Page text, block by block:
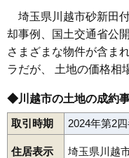
69 宮元町
70 的場
71 川鶴
72 小中居
73 むさし野南
74 南台
75 広谷新町
埼玉県川越市砂新田
却事例、国土交通省公
さまざまな物件が含ま
ラだが、 土地の価格相
◆川越市の土地の成約
取引時期 2024年第2
住居表示 埼玉県川越
安比奈新田 旭町 天沼新
石原町伊勢原町稲荷町
大仙波大手町大中居大
霞ケ関北
霞ケ関東かす
鴨田川鶴岸町北田島木
熊野町
郭町広栄町小仙